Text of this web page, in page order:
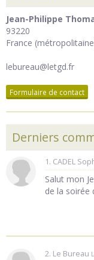
Jean-Philippe
93220
France
lebureau@letgd.fr
Formulaire de contact
Derniers
1. CADEL
Salut mon
de la soirée
2. Le Bureau